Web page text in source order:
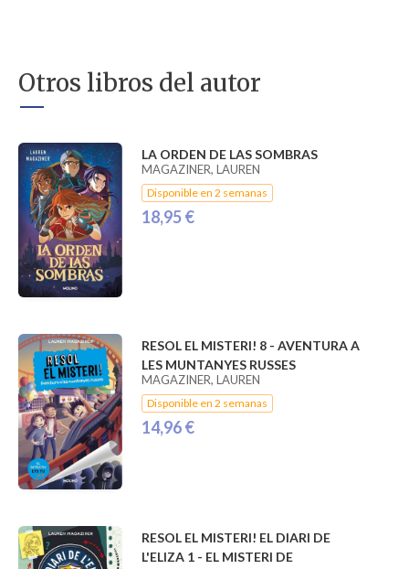
Otros libros del autor
LA ORDEN DE LAS SOMBRAS
MAGAZINER, LAUREN
Disponible en 2 semanas
18,95 €
RESOL EL MISTERI! 8 - AVENTURA A
LES MUNTANYES RUSSES
MAGAZINER, LAUREN
Disponible en 2 semanas
14,96 €
RESOL EL MISTERI! EL DIARI DE
L'ELIZA 1 - EL MISTERI DE